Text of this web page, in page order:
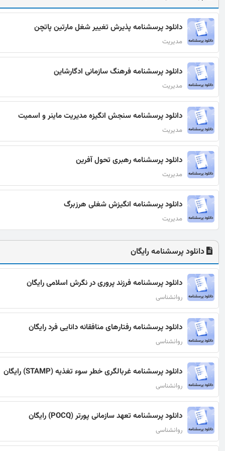
دانلود پرسشنامه پذيرش تغيير شغل مارتين پاتچن
مدیریت
دانلود پرسشنامه فرهنگ سازمانی ادگارشاین
مدیریت
دانلود پرسشنامه سنجش انگیزه مدیریت ماینر و اسمیت
مدیریت
دانلود پرسشنامه رهبری تحول آفرین
مدیریت
دانلود پرسشنامه انگیزش شغلی هرزبرگ
مدیریت
دانلود پرسشنامه رایگان
دانلود پرسشنامه فرزند پروری در نگرش اسلامی رایگان
روانشناسی
دانلود پرسشنامه رفتارهای منافقانه دانایی فرد رایگان
روانشناسی
دانلود پرسشنامه غربالگری خطر سوء تغذیه (STAMP) رایگان
روانشناسی
دانلود پرسشنامه تعهد سازمانی پورتر (POCQ) رایگان
روانشناسی